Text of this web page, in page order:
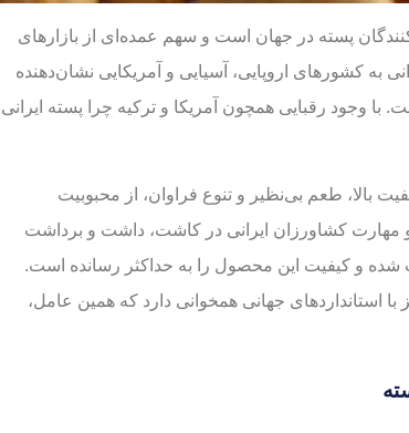
پسته در جهان است و سهم عمده‌ای از بازارهای
به کشورهای اروپایی، آسیایی و آمریکایی نشان‌دهنده
وجود رقبایی همچون آمریکا و ترکیه چرا پسته ایرانی
بالا، طعم بی‌نظیر و تنوع فراوان، از محبوبیت
و مهارت کشاورزان ایرانی در کاشت، داشت و برداشت
و کیفیت این محصول را به حداکثر رسانده است.
استانداردهای جهانی همخوانی دارد که همین عامل،